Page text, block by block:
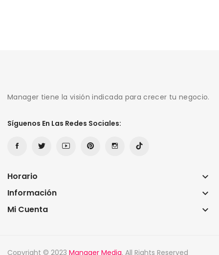
Manager tiene la visión indicada para crecer tu negocio.
Síguenos En Las Redes Sociales:
Horario keyboard_arrow_down
Información keyboard_arrow_down
Mi Cuenta keyboard_arrow_down
Copyright © 2023 Manager Media. All Rights Reserved